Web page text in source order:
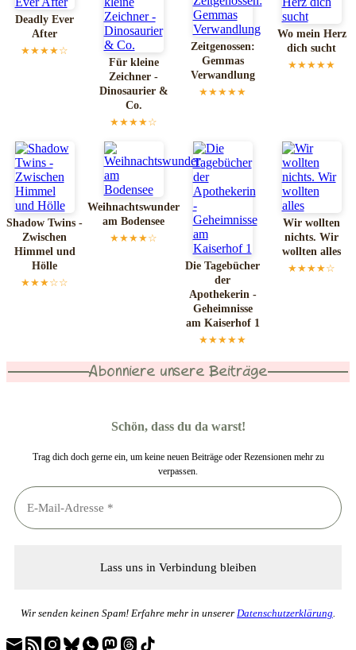
Deadly Ever
After
★★★★☆
Für kleine
Zeichner -
Dinosaurier &
Co.
★★★★☆
Zeitgenossen:
Gemmas
Verwandlung
★★★★★
Wo mein Herz
dich sucht
★★★★★
Shadow Twins -
Zwischen
Himmel und
Hölle
★★★☆☆
Weihnachtswunder
am Bodensee
★★★★☆
Die Tagebücher
der
Apothekerin -
Geheimnisse
am Kaiserhof 1
★★★★★
Wir wollten
nichts. Wir
wollten alles
★★★★☆
Abonniere unsere Beiträge
Schön, dass du da warst!
Trag dich doch gerne ein, um keine neuen Beiträge oder Rezensionen mehr zu
verpassen.
Wir senden keinen Spam! Erfahre mehr in unserer Datenschutzerklärung.